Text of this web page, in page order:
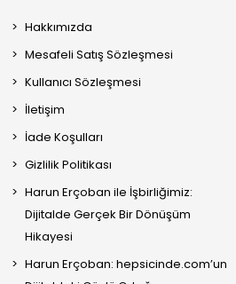
Hakkımızda
Mesafeli Satış Sözleşmesi
Kullanıcı Sözleşmesi
İletişim
İade Koşulları
Gizlilik Politikası
Harun Erçoban ile İşbirliğimiz:
Dijitalde Gerçek Bir Dönüşüm
Hikayesi
Harun Erçoban: hepsicinde.com’un